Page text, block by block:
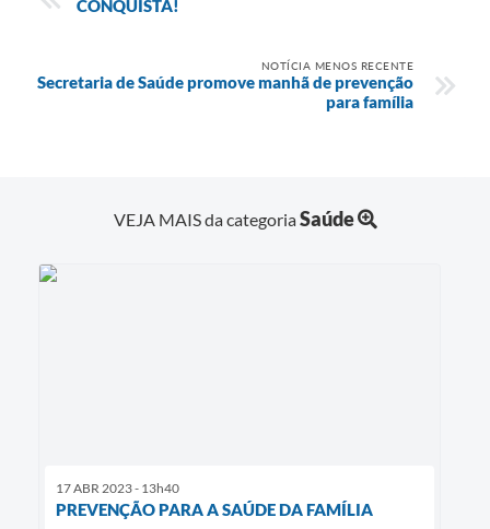
CONQUISTA!
NOTÍCIA MENOS RECENTE
Secretaria de Saúde promove manhã de prevenção
para família
VEJA MAIS da categoriaSaúde
17 ABR 2023 - 13h40
PREVENÇÃO PARA A SAÚDE DA FAMÍLIA